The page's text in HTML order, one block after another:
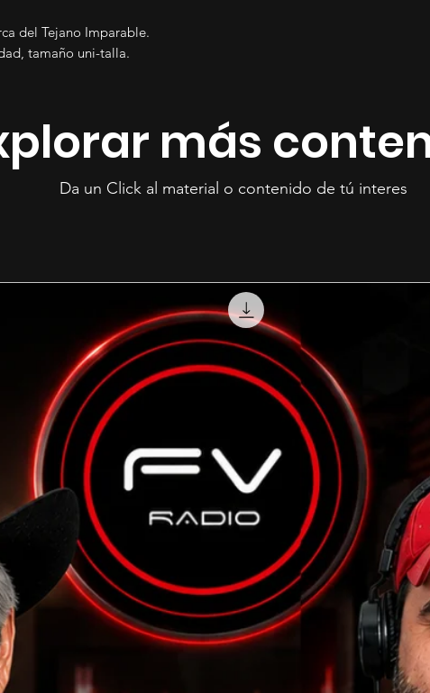
del Tejano Imparable.
tamaño uni-talla.
más
Da un Click al material o contenido de tú interes